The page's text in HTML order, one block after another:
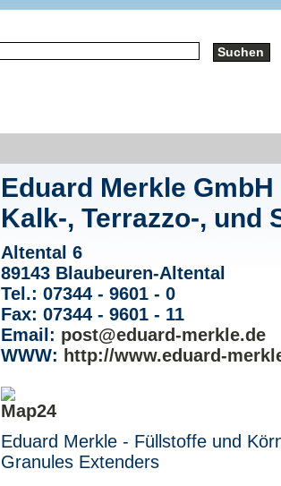
Eduard Merkle GmbH
Kalk-, Terrazzo-, und
Altental 6
89143 Blaubeuren-Altental
Tel.: 07344 - 9601 - 0
Fax: 07344 - 9601 - 11
Email: post@eduard-merkle.de
WWW: http://www.eduard-
Eduard Merkle - Füllstoffe und
Granules Extenders